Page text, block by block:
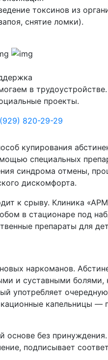
токсинов из
снятие ломки).
в
проекты.
820-29-29
купирования
специальных
синдрома отмены,
дискомфорта.
к срыву. Клиника
в стационаре под
препараты для
наркоманов.
и суставными болями,
употребляет
капельницы —
основе без
подписывает